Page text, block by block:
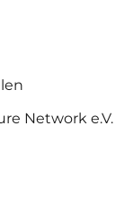
Network e.V.